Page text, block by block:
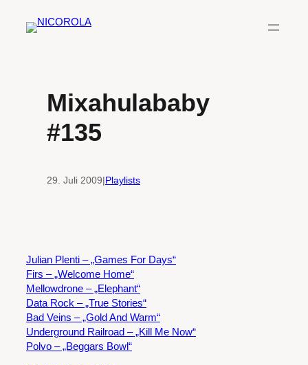
Inhalt
Mixahulababy
#135
29. Juli 2009|Playlists
Julian Plenti – „Games For Days“
Firs – „Welcome Home“
Mellowdrone – „Elephant“
Data Rock – „True Stories“
Bad Veins – „Gold And Warm“
Underground Railroad – „Kill Me Now“
Polvo – „Beggars Bowl“